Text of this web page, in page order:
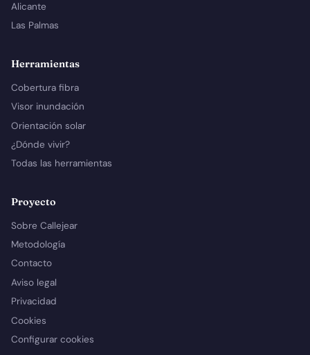
Alicante
Las Palmas
Herramientas
Cobertura fibra
Visor inundación
Orientación solar
¿Dónde vivir?
Todas las herramientas
Proyecto
Sobre Callejear
Metodología
Contacto
Aviso legal
Privacidad
Cookies
Configurar cookies